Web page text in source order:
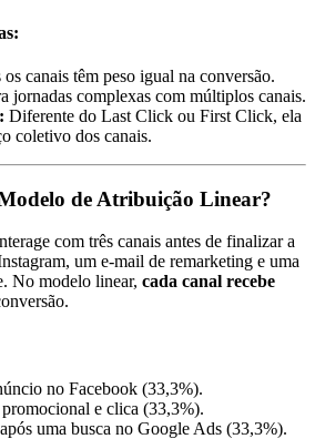
os canais têm peso igual na conversão.
jornadas complexas com múltiplos canais.
Diferente do Last Click ou First Click, ela
coletivo dos canais.
de Atribuição Linear?
com três canais antes de finalizar a
um e-mail de remarketing e uma
No modelo linear, cada canal recebe
no Facebook (33,3%).
e clica (33,3%).
uma busca no Google Ads (33,3%).